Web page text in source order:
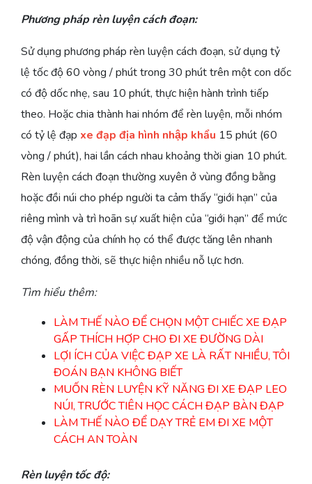
Phương pháp rèn luyện cách đoạn:
Sử dụng phương pháp rèn luyện cách đoạn, sử dụng tỷ
lệ tốc độ 60 vòng / phút trong 30 phút trên một con dốc
có độ dốc nhẹ, sau 10 phút, thực hiện hành trình tiếp
theo. Hoặc chia thành hai nhóm để rèn luyện, mỗi nhóm
có tỷ lệ đạp xe đạp địa hình nhập khẩu 15 phút (60
vòng / phút), hai lần cách nhau khoảng thời gian 10 phút.
Rèn luyện cách đoạn thường xuyên ở vùng đồng bằng
hoặc đồi núi cho phép người ta cảm thấy “giới hạn” của
riêng mình và trì hoãn sự xuất hiện của “giới hạn” để mức
độ vận động của chính họ có thể được tăng lên nhanh
chóng, đồng thời, sẽ thực hiện nhiều nỗ lực hơn.
Tìm hiểu thêm:
LÀM THẾ NÀO ĐỂ CHỌN MỘT CHIẾC XE ĐẠP
GẤP THÍCH HỢP CHO ĐI XE ĐƯỜNG DÀI
LỢI ÍCH CỦA VIỆC ĐẠP XE LÀ RẤT NHIỀU, TÔI
ĐOÁN BẠN KHÔNG BIẾT
MUỐN RÈN LUYỆN KỸ NĂNG ĐI XE ĐẠP LEO
NÚI, TRƯỚC TIÊN HỌC CÁCH ĐẠP BÀN ĐẠP
LÀM THẾ NÀO ĐỂ DẠY TRẺ EM ĐI XE MỘT
CÁCH AN TOÀN
Rèn luyện tốc độ: